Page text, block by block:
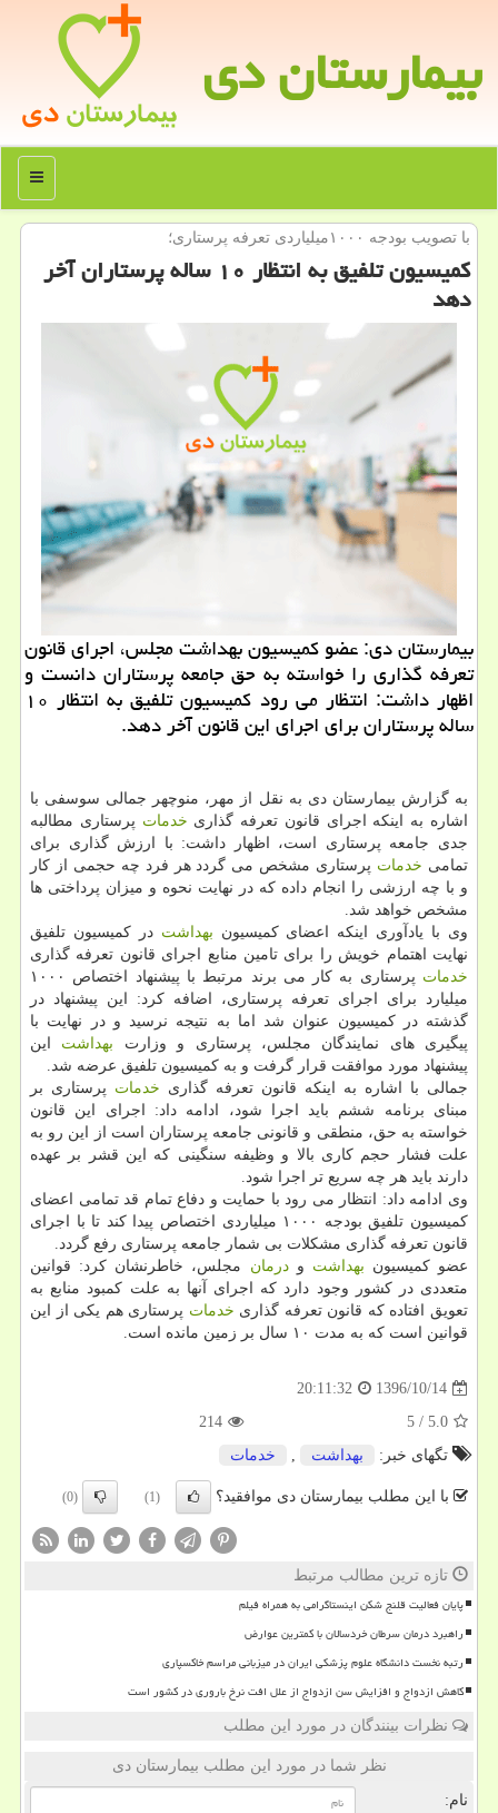
بیمارستان دی
منو
با تصویب بودجه ۱۰۰۰میلیاردی تعرفه پرستاری؛
كمیسیون تلفیق به انتظار ۱۰ ساله پرستاران آخر
دهد
بیمارستان دی: عضو كمیسیون بهداشت مجلس، اجرای قانون
تعرفه گذاری را خواسته به حق جامعه پرستاران دانست و
اظهار داشت: انتظار می رود كمیسیون تلفیق به انتظار ۱۰
ساله پرستاران برای اجرای این قانون آخر دهد.
به گزارش بیمارستان دی به نقل از مهر، منوچهر جمالی سوسفی با
اشاره به اینكه اجرای قانون تعرفه گذاری خدمات پرستاری مطالبه
جدی جامعه پرستاری است، اظهار داشت: با ارزش گذاری برای
تمامی خدمات پرستاری مشخص می گردد هر فرد چه حجمی از كار
و با چه ارزشی را انجام داده كه در نهایت نحوه و میزان پرداختی ها
مشخص خواهد شد.
وی با یادآوری اینكه اعضای كمیسیون بهداشت در كمیسیون تلفیق
نهایت اهتمام خویش را برای تامین منابع اجرای قانون تعرفه گذاری
خدمات
پرستاری به كار می برند مرتبط با پیشنهاد اختصاص ۱۰۰۰
میلیارد برای اجرای تعرفه پرستاری، اضافه كرد: این پیشنهاد در
گذشته در كمیسیون عنوان شد اما به نتیجه نرسید و در نهایت با
پیگیری های نمایندگان مجلس، پرستاری و وزارت بهداشت این
پیشنهاد مورد موافقت قرار گرفت و به كمیسیون تلفیق عرضه شد.
جمالی با اشاره به اینكه قانون تعرفه گذاری خدمات پرستاری بر
مبنای برنامه ششم باید اجرا شود، ادامه داد: اجرای این قانون
خواسته به حق، منطقی و قانونی جامعه پرستاران است از این رو به
علت فشار حجم كاری بالا و وظیفه سنگینی كه این قشر بر عهده
دارند باید هر چه سریع تر اجرا شود.
وی ادامه داد: انتظار می رود با حمایت و دفاع تمام قد تمامی اعضای
كمیسیون تلفیق بودجه ۱۰۰۰ میلیاردی اختصاص پیدا كند تا با اجرای
قانون تعرفه گذاری مشكلات بی شمار جامعه پرستاری رفع گردد.
عضو كمیسیون بهداشت ودرمان مجلس، خاطرنشان كرد: قوانین
متعددی در كشور وجود دارد كه اجرای آنها به علت كمبود منابع به
تعویق افتاده كه قانون تعرفه گذاری خدمات پرستاری هم یكی از این
قوانین است كه به مدت ۱۰ سال بر زمین مانده است.
1396/10/14
20:11:32
5.0
/
5
214
تگهای خبر:
بهداشت , خدمات
با این مطلب بیمارستان دی موافقید؟ (1)
(0)
تازه ترین مطالب مرتبط
پایان فعالیت قلنج شکن اینستاگرامی به همراه فیلم
راهبرد درمان سرطان خردسالان با کمترین عوارض
رتبه نخست دانشگاه علوم پزشکی ایران در میزبانی مراسم خاکسپاری
کاهش ازدواج و افزایش سن ازدواج از علل افت نرخ باروری در کشور است
نظرات بینندگان در مورد این مطلب
نظر شما در مورد این مطلب بیمارستان دی
نام: